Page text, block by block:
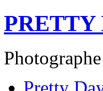
PRETTY